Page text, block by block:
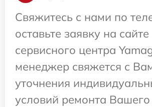
Свяжитесь с нами по
оставьте заявку на сайте
сервисного центра
менеджер свяжется с
уточнения
условий ремонта Вашего